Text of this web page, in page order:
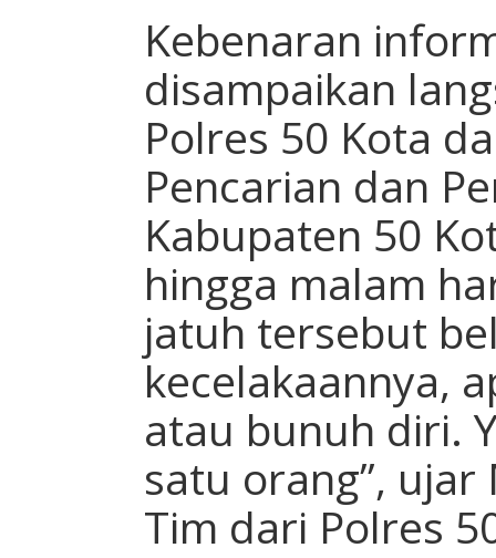
Kebenaran
disampaikan
Polres 50 Kota
Pencarian dan
Kabupaten 50
hingga malam
jatuh tersebut
kecelakaannya,
atau bunuh diri.
satu orang”,
Tim dari Polres